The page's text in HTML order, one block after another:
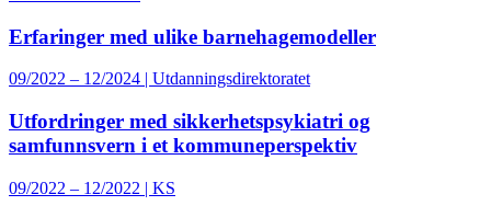
Erfaringer med ulike barnehagemodeller
09/2022 – 12/2024 | Utdanningsdirektoratet
Utfordringer med sikkerhetspsykiatri og
samfunnsvern i et kommuneperspektiv
09/2022 – 12/2022 | KS